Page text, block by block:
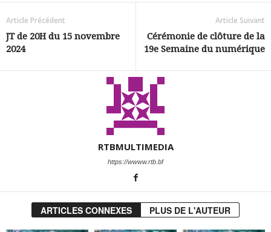
Article Précédent
JT de 20H du 15 novembre
2024
Article Suivant
Cérémonie de clôture de la
19e Semaine du numérique
RTBMULTIMEDIA
https://wwww.rtb.bf
ARTICLES CONNEXES PLUS DE L'AUTEUR